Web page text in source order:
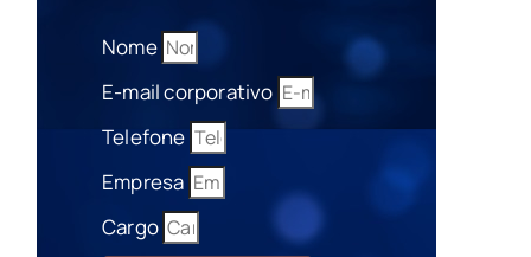
Nome
E-mail corporativo
Telefone
Empresa
Cargo